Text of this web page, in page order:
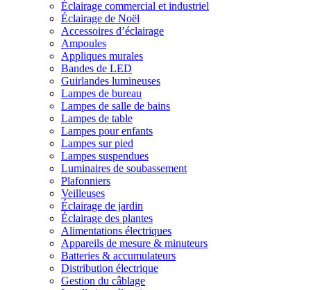
Éclairage commercial et industriel
Éclairage de Noël
Accessoires d’éclairage
Ampoules
Appliques murales
Bandes de LED
Guirlandes lumineuses
Lampes de bureau
Lampes de salle de bains
Lampes de table
Lampes pour enfants
Lampes sur pied
Lampes suspendues
Luminaires de soubassement
Plafonniers
Veilleuses
Éclairage de jardin
Éclairage des plantes
Alimentations électriques
Appareils de mesure & minuteurs
Batteries & accumulateurs
Distribution électrique
Gestion du câblage